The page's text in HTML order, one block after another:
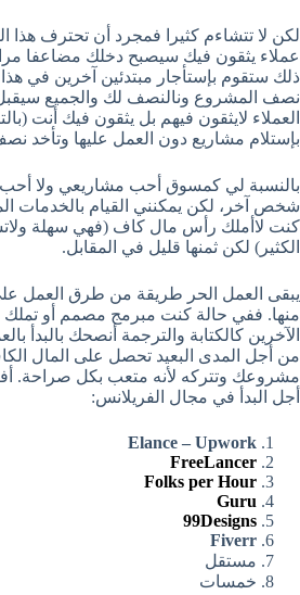
لكن لا تتشاءم كثيرا فمجرد أن تحترف هذا
عملاء يثقون فيك سيصبح دخلك مضاعفا
ذلك ستقوم بإستأجار مبتدئين آخرين في هذا
نصف المشروع ونالنصف لك والجميع
العملاء لايثقون فيهم بل يثقون فيك أنت
بإستلام مشاريع دون العمل عليها وتأخد
بالنسبة لي كمسوق أحب مشاريعي ولا
شخص آخر، لكن يمكنني القيام بالخدمات
كنت لاأملك رأس مال كاف (فهي سهلة
الكثير) لكن ثمنها قليل في المقابل.
يبقى العمل الحر طريقة من طرق العمل على
منها. ففي حالة كنت مبرمج مصمم أو تملك
الآخرين كالكتابة والترجمة أنصحك بالبدأ
من أجل المدى البعيد تحصل على المال
مشروعك وتتركه لأنه متعب بكل صراحة.
أجل البدأ في مجال الفريلانس:
Elance – Upwork
FreeLancer
Folks per Hour
Guru
99Designs
Fiverr
مستقل
خمسات